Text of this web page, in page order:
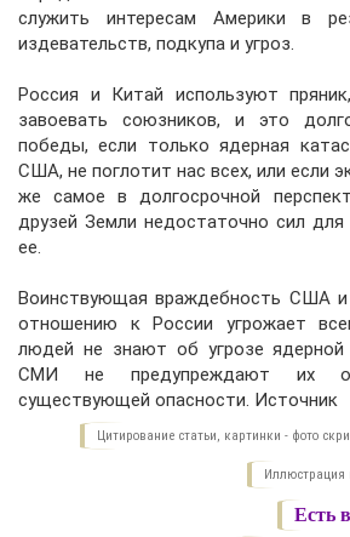
служить интересам Америки в
издевательств, подкупа и угроз.
Россия и Китай используют
завоевать союзников, и это
победы, если только ядерная
США, не поглотит нас всех, или если
же самое в долгосрочной
друзей Земли недостаточно сил
ее.
Воинствующая враждебность США и
отношению к России угрожает
людей не знают об угрозе
СМИ не предупреждают их
существующей опасности. Источник
Цитирование статьи, картинки - фото
Иллюстрация
Есть